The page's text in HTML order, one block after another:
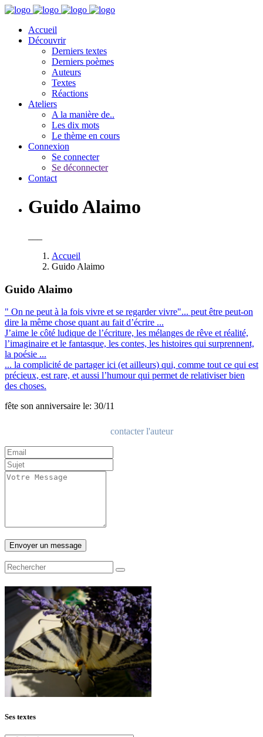
Accueil
Découvrir
Derniers textes
Derniers poèmes
Auteurs
Textes
Réactions
Ateliers
A la manière de..
Les dix mots
Le thème en cours
Connexion
Se connecter
Se déconnecter
Contact
Guido Alaimo
Accueil
Guido Alaimo
Guido Alaimo
" On ne peut à la fois vivre et se regarder vivre"... peut être peut-on
dire la même chose quant au fait d’écrire ...
J’aime le côté ludique de l’écriture, les mélanges de rêve et réalité,
l’imaginaire et le fantasque, les contes, les histoires qui surprennent,
la poésie ...
... la complicité de partager ici (et ailleurs) qui, comme tout ce qui est
précieux, est rare, et aussi l’humour qui permet de relativiser bien
des choses.
fête son anniversaire le: 30/11
contacter l'auteur
Ses textes